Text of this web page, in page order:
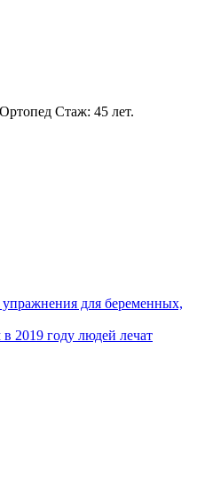
Стаж: 45 лет.
для беременных,
в 2019 году людей лечат